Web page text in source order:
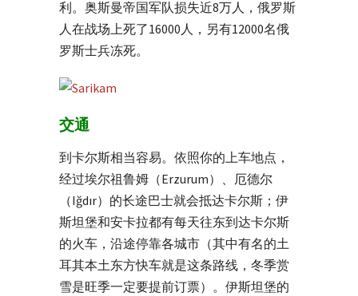
利。奥斯曼帝国军队损失近8万人，俄罗斯
人在战场上死了16000人，另有12000名俄
罗斯士兵冻死。
交通
到卡尔斯相当容易。依照你的上车地点，
经过埃尔祖鲁姆（Erzurum）、厄德尔
（Iğdır）的长途巴士就会抵达卡尔斯；伊
斯坦堡和安卡拉都有每天往东到达卡尔斯
的火车，沿途停靠各城市（其中有名的土
耳其本土东方快车就是这条路线，冬季赏
雪是旺季一定要提前订票）。伊斯坦堡的